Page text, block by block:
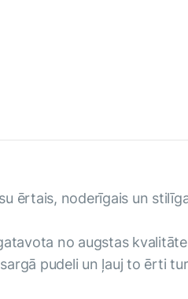
ērtais, noderīgais un
no augstas
pudeli un ļauj to ērti